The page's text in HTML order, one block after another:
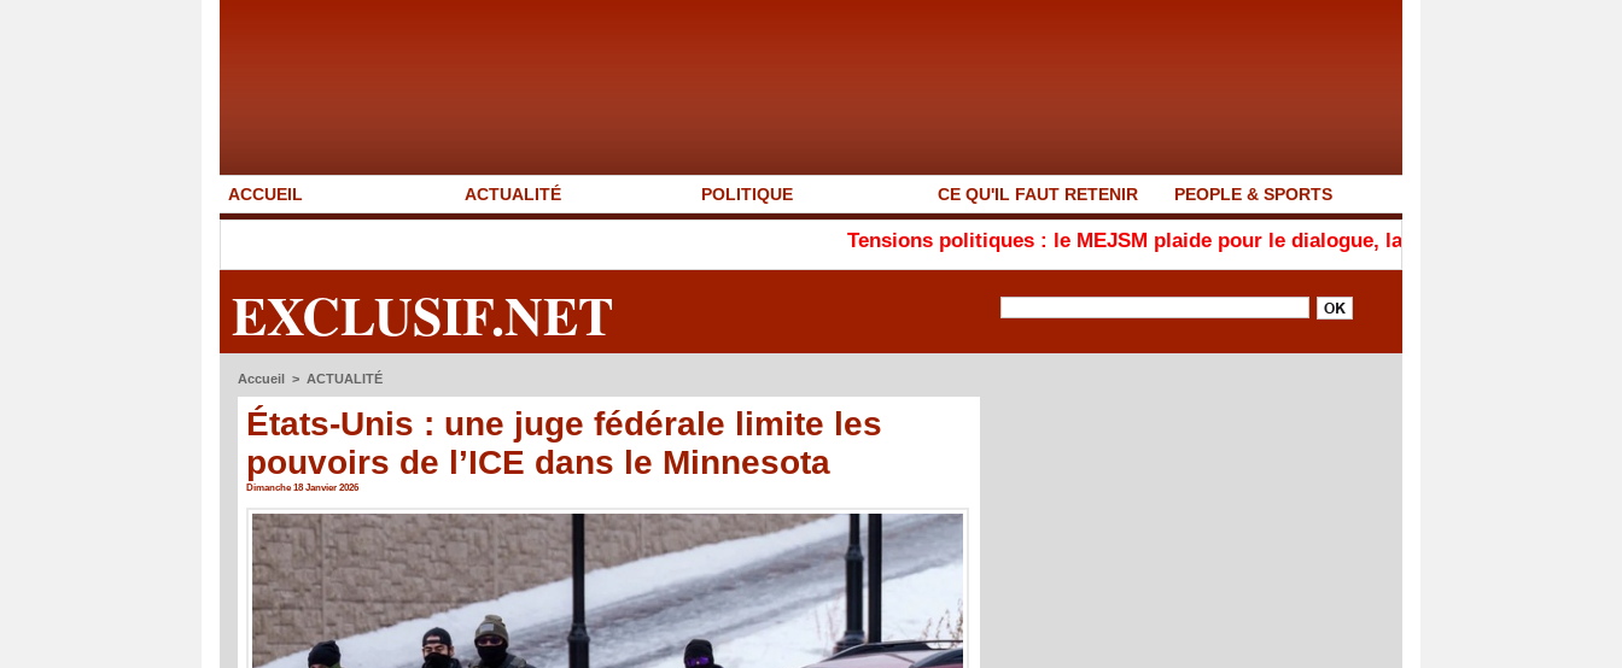
ACCUEIL ACTUALITÉ POLITIQUE CE QU'IL FAUT RETENIR PEOPLE & SPORTS
Tensions politiques : le MEJSM plaide pour le dialogue, la responsabilité et la cohésion
EXCLUSIF.NET
Accueil > ACTUALITÉ
États-Unis : une juge fédérale limite les
pouvoirs de l’ICE dans le Minnesota
Dimanche 18 Janvier 2026